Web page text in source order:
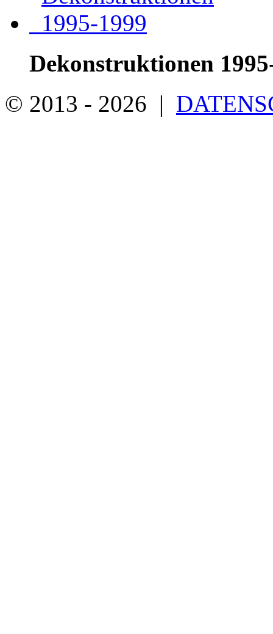
Dekonstruktionen
© 2013 - 2026 |